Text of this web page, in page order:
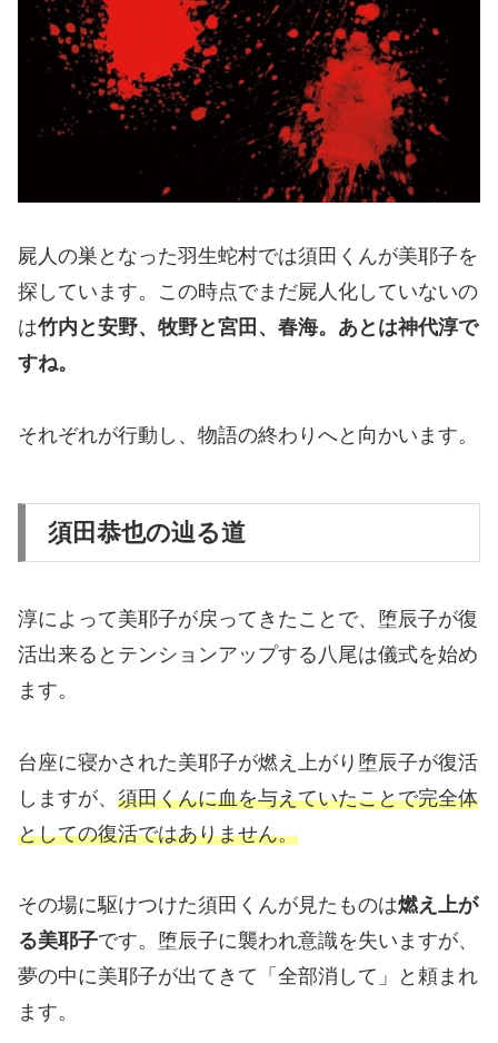
屍人の巣となった羽生蛇村では須田くんが美耶子を
探しています。この時点でまだ屍人化していないの
は竹内と安野、牧野と宮田、春海。あとは神代淳で
すね。
それぞれが行動し、物語の終わりへと向かいます。
須田恭也の辿る道
淳によって美耶子が戻ってきたことで、堕辰子が復
活出来るとテンションアップする八尾は儀式を始め
ます。
台座に寝かされた美耶子が燃え上がり堕辰子が復活
しますが、 須田くんに血を与えていたことで完全体
としての復活ではありません。
その場に駆けつけた須田くんが見たものは燃え上が
る美耶子です。堕辰子に襲われ意識を失いますが、
夢の中に美耶子が出てきて「全部消して」と頼まれ
ます。